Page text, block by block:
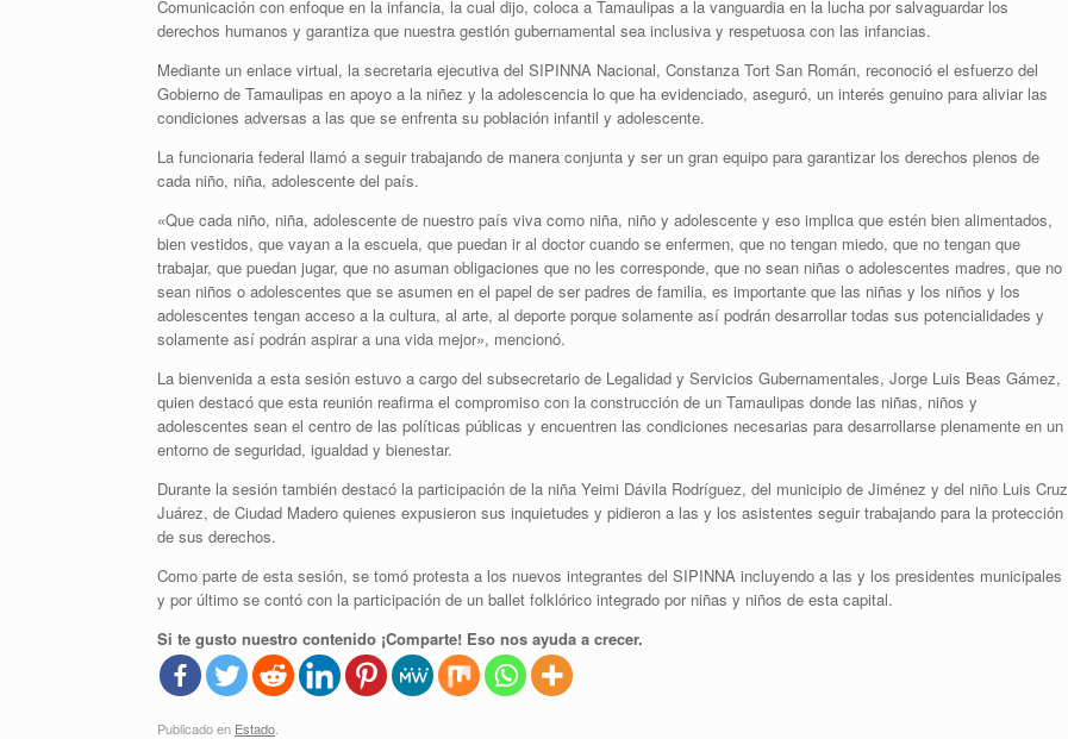
Comunicación con enfoque en la infancia, la cual dijo, coloca a Tamaulipas a la vanguardia en la lucha por salvaguardar los
derechos humanos y garantiza que nuestra gestión gubernamental sea inclusiva y respetuosa con las infancias.
Mediante un enlace virtual, la secretaria ejecutiva del SIPINNA Nacional, Constanza Tort San Román, reconoció el esfuerzo del
Gobierno de Tamaulipas en apoyo a la niñez y la adolescencia lo que ha evidenciado, aseguró, un interés genuino para aliviar las
condiciones adversas a las que se enfrenta su población infantil y adolescente.
La funcionaria federal llamó a seguir trabajando de manera conjunta y ser un gran equipo para garantizar los derechos plenos de
cada niño, niña, adolescente del país.
«Que cada niño, niña, adolescente de nuestro país viva como niña, niño y adolescente y eso implica que estén bien alimentados,
bien vestidos, que vayan a la escuela, que puedan ir al doctor cuando se enfermen, que no tengan miedo, que no tengan que
trabajar, que puedan jugar, que no asuman obligaciones que no les corresponde, que no sean niñas o adolescentes madres, que no
sean niños o adolescentes que se asumen en el papel de ser padres de familia, es importante que las niñas y los niños y los
adolescentes tengan acceso a la cultura, al arte, al deporte porque solamente así podrán desarrollar todas sus potencialidades y
solamente así podrán aspirar a una vida mejor», mencionó.
La bienvenida a esta sesión estuvo a cargo del subsecretario de Legalidad y Servicios Gubernamentales, Jorge Luis Beas Gámez,
quien destacó que esta reunión reafirma el compromiso con la construcción de un Tamaulipas donde las niñas, niños y
adolescentes sean el centro de las políticas públicas y encuentren las condiciones necesarias para desarrollarse plenamente en un
entorno de seguridad, igualdad y bienestar.
Durante la sesión también destacó la participación de la niña Yeimi Dávila Rodríguez, del municipio de Jiménez y del niño Luis Cruz
Juárez, de Ciudad Madero quienes expusieron sus inquietudes y pidieron a las y los asistentes seguir trabajando para la protección
de sus derechos.
Como parte de esta sesión, se tomó protesta a los nuevos integrantes del SIPINNA incluyendo a las y los presidentes municipales
y por último se contó con la participación de un ballet folklórico integrado por niñas y niños de esta capital.
Si te gusto nuestro contenido ¡Comparte! Eso nos ayuda a crecer.
Publicado en Estado